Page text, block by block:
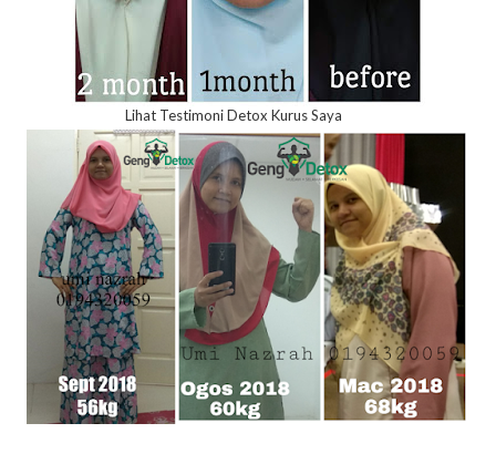
Lihat Testimoni Detox Kurus Saya